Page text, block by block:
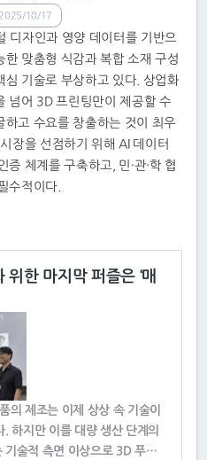
2025/10/17
디자인과 영양 데이터를 기반으
맞춤형 식감과 복합 소재 구성
기술로 부상하고 있다. 상업화
넘어 3D 프린팅만이 제공할 수
고 수요를 창출하는 것이 최우
장을 선점하기 위해 AI 데이터
증 체계를 구축하고, 민·관·학 협
수적이다.
한 마지막 퍼즐은 ‘매
의 제조는 이제 상상 속 기술이
하지만 이를 대량 생산 단계의
기술적 측면 이상으로 3D 푸드